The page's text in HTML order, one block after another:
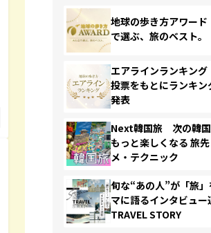
地球の歩き方アワー
で選ぶ、旅のベスト。
エアラインランキン
投票をもとにランキン
発表
Next韓国旅 次の韓
もっと楽しくなる 旅
メ・テクニック
旬な“あの人”が「旅
マに語るインタビュー
TRAVEL STORY